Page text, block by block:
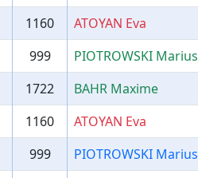
1160 ATOYAN Eva
999 PIOTROWSKI Marius
1722 BAHR Maxime
1160 ATOYAN Eva
999 PIOTROWSKI Marius